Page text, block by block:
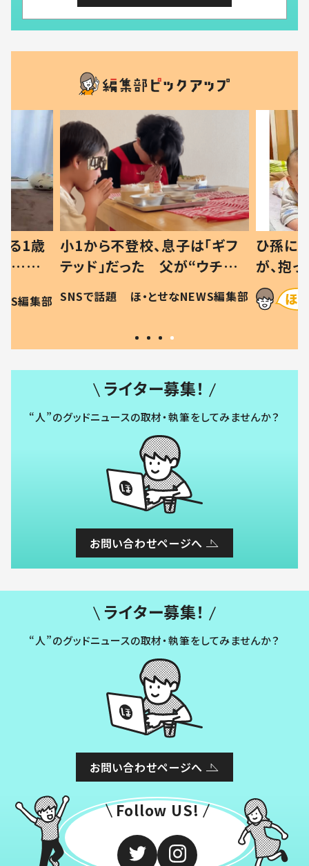
る1歳
…母
現行
編集部
小1から不登校、息子は「ギフ
テッド」だった 父が“ウチ給
食”を作り続ける理由とは #令
和の親 #令和の子
SNSで話題 ほ・とせなNEWS編集部
ひ孫に
が、抱
に「涙
方ない」
ライター募集！
“人”のグッドニュースの取材・執筆をしてみませんか？
お問い合わせページへ
ライター募集！
“人”のグッドニュースの取材・執筆をしてみませんか？
お問い合わせページへ
Follow US!